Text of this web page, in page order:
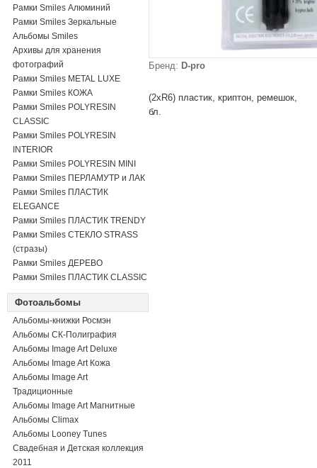
Рамки Smiles Алюминий
Рамки Smiles Зеркальные
Альбомы Smiles
Архивы для хранения
фотографий
Рамки Smiles METAL LUXE
Рамки Smiles КОЖА
Рамки Smiles POLYRESIN
CLASSIC
Рамки Smiles POLYRESIN
INTERIOR
Рамки Smiles POLYRESIN MINI
Рамки Smiles ПЕРЛАМУТР и ЛАК
Рамки Smiles ПЛАСТИК
ELEGANCE
Рамки Smiles ПЛАСТИК TRENDY
Рамки Smiles СТЕКЛО STRASS
(стразы)
Рамки Smiles ДЕРЕВО
Рамки Smiles ПЛАСТИК CLASSIC
Фотоальбомы
Альбомы-книжки Росмэн
Альбомы СК-Полиграфия
Альбомы Image Art Deluxe
Альбомы Image Art Кожа
Альбомы Image Art
Традиционные
Альбомы Image Art Магнитные
Альбомы Climax
Альбомы Looney Tunes
Свадебная и Детская коллекция
2011
Бренд: D-pro
(2xR6) пластик, криптон, ремешок,
бл.